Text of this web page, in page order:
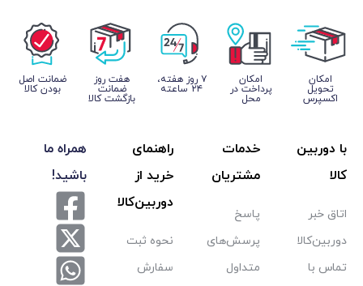
در
۷ روز ﻫﻔﺘﻪ، هفت روز
ضمانت
ﺿﻤﺎﻧﺖ اﺻﻞ
ﺑﻮدن ﮐﺎﻟﺎ
خدمات
مشتریان
پاسخ
پرسش‌های
متداول
راهنمای
خرید از
نحوه ثبت
سفارش
همراه ما
باشید!